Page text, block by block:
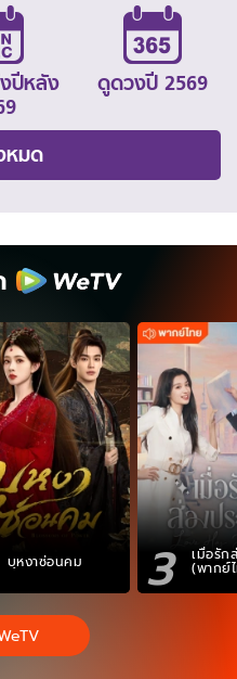
ปีหลัง
ดูดวงปี 2569
หมด
บุหงาซ่อนคม 3 เมื่อรัก
(พากย์